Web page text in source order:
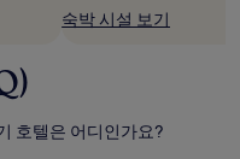
숙박 시설 보기
호텔은 어디인가요?